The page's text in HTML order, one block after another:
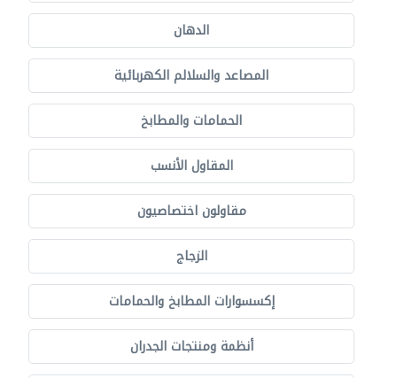
الدهان
المصاعد والسلالم الكهربائية
الحمامات والمطابخ
المقاول الأنسب
مقاولون اختصاصيون
الزجاج
إكسسوارات المطابخ والحمامات
أنظمة ومنتجات الجدران